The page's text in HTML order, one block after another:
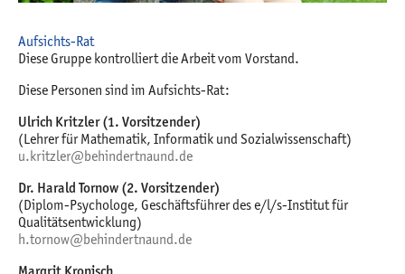
Aufsichts-Rat
Diese Gruppe kontrolliert die Arbeit vom Vorstand.
Diese Personen sind im Aufsichts-Rat:
Ulrich Kritzler (1. Vorsitzender)
(Lehrer für Mathematik, Informatik und Sozialwissenschaft)
u.kritzler@behindertnaund.de
Dr. Harald Tornow (2. Vorsitzender)
(Diplom-Psychologe, Geschäftsführer des e/l/s-Institut für
Qualitätsentwicklung)
h.tornow@behindertnaund.de